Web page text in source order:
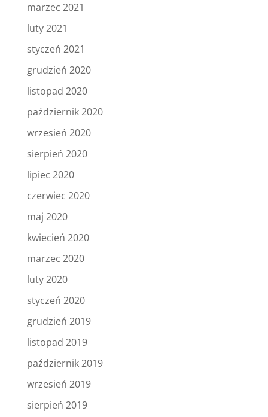
marzec 2021
luty 2021
styczeń 2021
grudzień 2020
listopad 2020
październik 2020
wrzesień 2020
sierpień 2020
lipiec 2020
czerwiec 2020
maj 2020
kwiecień 2020
marzec 2020
luty 2020
styczeń 2020
grudzień 2019
listopad 2019
październik 2019
wrzesień 2019
sierpień 2019